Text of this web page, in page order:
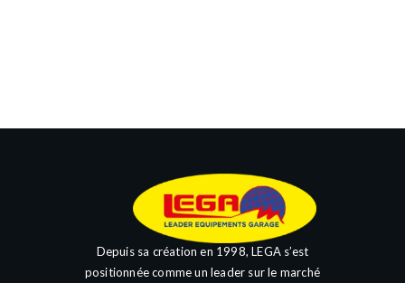
Depuis sa création en 1998, LEGA s’est
positionnée comme un leader sur le marché